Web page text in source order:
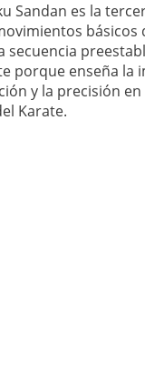
Sandan es la
básicos
secuencia
porque enseña la
y la precisión en
Karate.